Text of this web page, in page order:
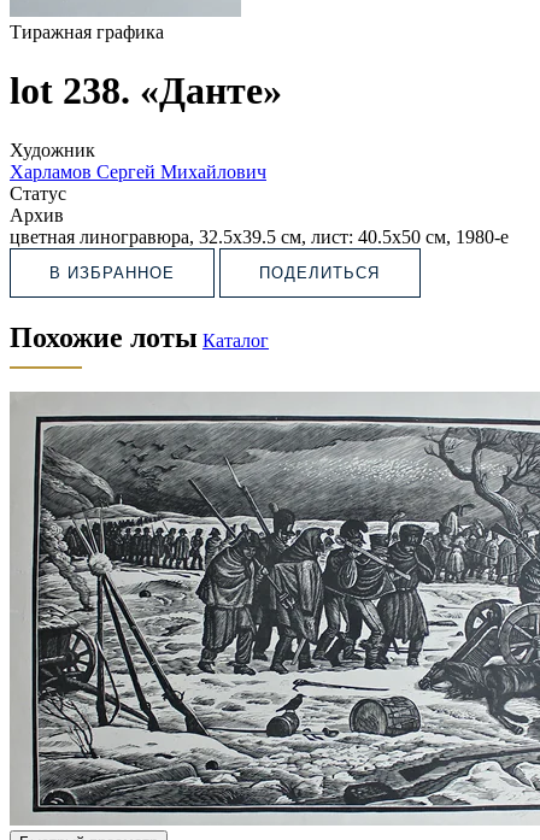
Тиражная графика
lot 238. «Данте»
Художник
Харламов Сергей Михайлович
Статус
Архив
цветная линогравюра, 32.5х39.5 см, лист: 40.5х50 см, 1980-е
В ИЗБРАННОЕ ПОДЕЛИТЬСЯ
Похожие лоты Каталог